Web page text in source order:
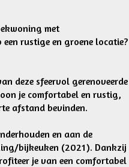
met
rustige en groene locatie?
deze sfeervol gerenoveerde
je comfortabel en rustig,
afstand bevinden.
en aan de
bijkeuken (2021). Dankzij
je van een comfortabel